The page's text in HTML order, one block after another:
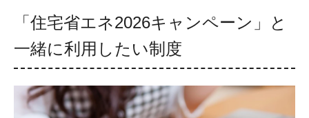
「住宅省エネ2026キャンペーン」と
一緒に利用したい制度